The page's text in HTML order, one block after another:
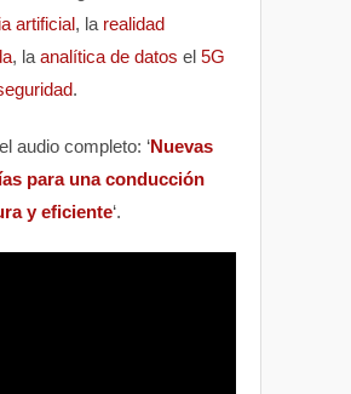
artificial, la realidad
, la analítica de datos el 5G
.
audio completo: ‘Nuevas
para una conducción
y eficiente‘.